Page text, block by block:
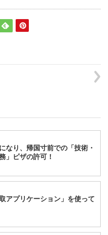
なり、帰国寸前での「技術・
」ビザの許可！
アプリケーション」を使って